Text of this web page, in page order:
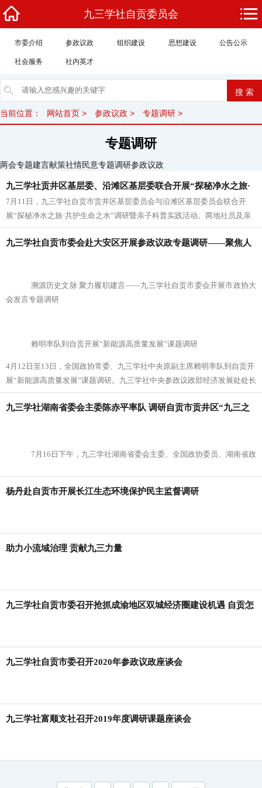
九三学社自贡委员会
市委介绍 参政议政 组织建设 思想建设 公告公示
社会服务 社内英才
当前位置： 网站首页 > 参政议政 > 专题调研 >
专题调研
两会专题建言献策社情民意专题调研参政议政
九三学社贡井区基层委、沿滩区基层委联合开展“探秘净水之旅·
共护生命之水”调研暨亲子科普实践活动
7月11日，九三学社自贡市贡井区基层委员会与沿滩区基层委员会联合开
展“探秘净水之旅·共护生命之水”调研暨亲子科普实践活动。两地社员及亲
子家庭共计50余人走进自贡西部水厂，通过“沉浸式”科普体验与实地调
研，将履职实践与科学普及、亲子教育有机融合，以实际行动践行九三学
九三学社自贡市委会赴大安区开展参政议政专题调研——聚焦人
溯源历史文脉 聚力履职建言——九三学社自贡市委会开展市政协大
会发言专题调研
赖明率队到自贡开展“新能源高质量发展”课题调研
4月12日至13日，全国政协常委、九三学社中央原副主席赖明率队到自贡开
展“新能源高质量发展”课题调研。九三学社中央参政议政部经济发展处处长
刘相建、四川省政协副秘书长、九三学社四川省委会专职副主委陈雩桢，
九三学社重庆市委会专职副主委田水松等相关人员参加调研。赖明一行先
九三学社湖南省委会主委陈赤平率队 调研自贡市贡井区“九三之
7月16日下午，九三学社湖南省委会主委、全国政协委员、湖南省政
协常委，长沙学院院长陈赤平率队到九三学社贡井区基层委“九三之家”开展
调研。
杨丹赴自贡市开展长江生态环境保护民主监督调研
助力小流域治理 贡献九三力量
九三学社自贡市委召开抢抓成渝地区双城经济圈建设机遇 自贡怎
九三学社自贡市委召开2020年参政议政座谈会
九三学社富顺支社召开2019年度调研课题座谈会